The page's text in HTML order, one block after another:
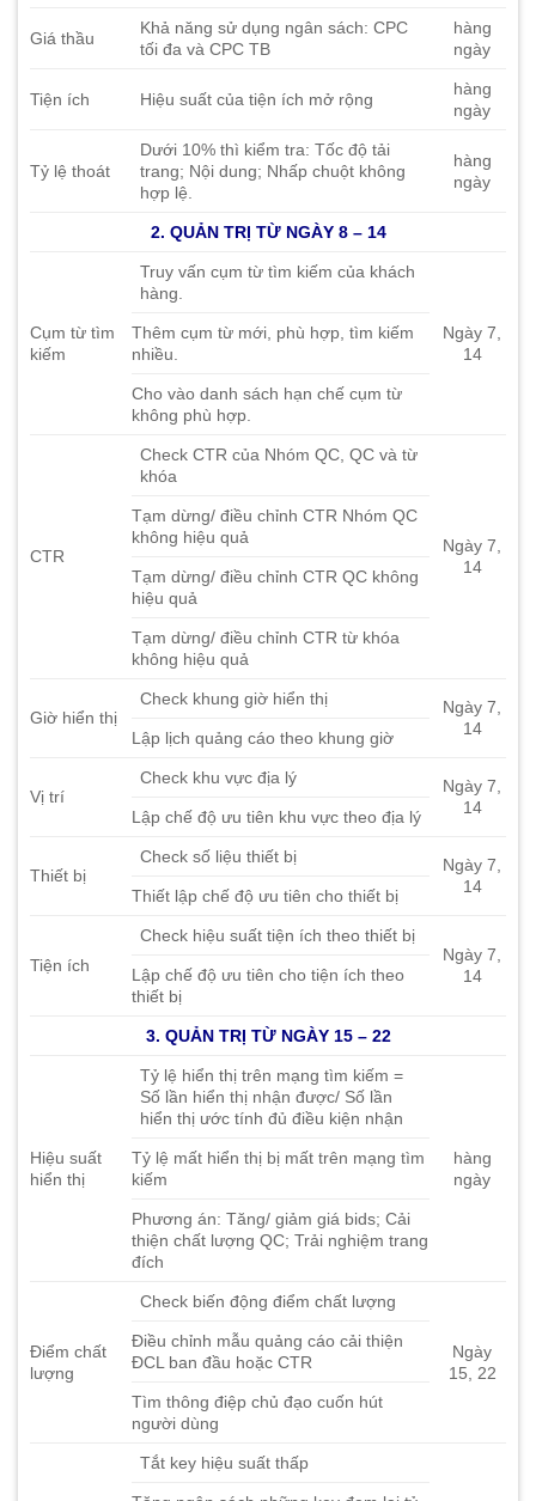
Giá thầu
Khả năng sử dụng ngân sách: CPC
tối đa và CPC TB
hàng
ngày
Tiện ích Hiệu suất của tiện ích mở rộng
hàng
ngày
Tỷ lệ thoát
Dưới 10% thì kiểm tra: Tốc độ tải
trang; Nội dung; Nhấp chuột không
hợp lệ.
hàng
ngày
2. QUẢN TRỊ TỪ NGÀY 8 – 14
Cụm từ tìm
kiếm
Truy vấn cụm từ tìm kiếm của khách
hàng.
Ngày 7,
14
Thêm cụm từ mới, phù hợp, tìm kiếm
nhiều.
Cho vào danh sách hạn chế cụm từ
không phù hợp.
CTR
Check CTR của Nhóm QC, QC và từ
khóa
Ngày 7,
14
Tạm dừng/ điều chỉnh CTR Nhóm QC
không hiệu quả
Tạm dừng/ điều chỉnh CTR QC không
hiệu quả
Tạm dừng/ điều chỉnh CTR từ khóa
không hiệu quả
Giờ hiển thị
Check khung giờ hiển thị
Ngày 7,
14
Lập lịch quảng cáo theo khung giờ
Vị trí
Check khu vực địa lý
Ngày 7,
14
Lập chế độ ưu tiên khu vực theo địa lý
Thiết bị
Check số liệu thiết bị
Ngày 7,
14
Thiết lập chế độ ưu tiên cho thiết bị
Tiện ích
Check hiệu suất tiện ích theo thiết bị
Ngày 7,
14
Lập chế độ ưu tiên cho tiện ích theo
thiết bị
3. QUẢN TRỊ TỪ NGÀY 15 – 22
Hiệu suất
hiển thị
Tỷ lệ hiển thị trên mạng tìm kiếm =
Số lần hiển thị nhận được/ Số lần
hiển thị ước tính đủ điều kiện nhận
hàng
ngày
Tỷ lệ mất hiển thị bị mất trên mạng tìm
kiếm
Phương án: Tăng/ giảm giá bids; Cải
thiện chất lượng QC; Trải nghiệm trang
đích
Điểm chất
lượng
Check biến động điểm chất lượng
Ngày
15, 22
Điều chỉnh mẫu quảng cáo cải thiện
ĐCL ban đầu hoặc CTR
Tìm thông điệp chủ đạo cuốn hút
người dùng
Tắt key hiệu suất thấp